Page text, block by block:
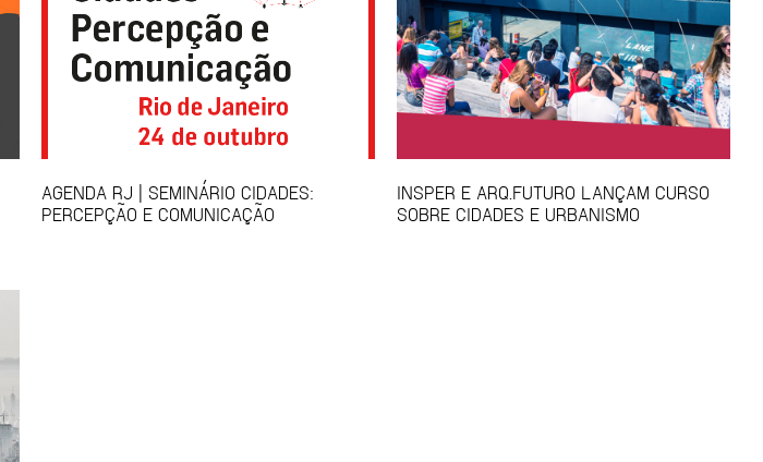
AGENDA RJ | SEMINÁRIO CIDADES:
PERCEPÇÃO E COMUNICAÇÃO
INSPER E ARQ.FUTURO LANÇAM CURSO
SOBRE CIDADES E URBANISMO